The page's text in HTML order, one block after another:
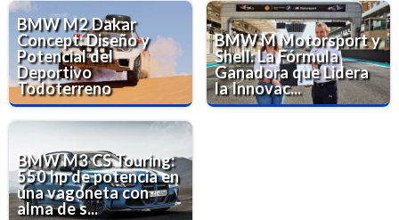
BMW M2 Dakar
Concept: Diseño y
Potencial del
Deportivo
Todoterreno
BMW M Motorsport y
Shell: La Fórmula
Ganadora que Lidera
la Innovac...
BMW M3 CS Touring:
550 hp de potencia en
una vagoneta con
alma de s...